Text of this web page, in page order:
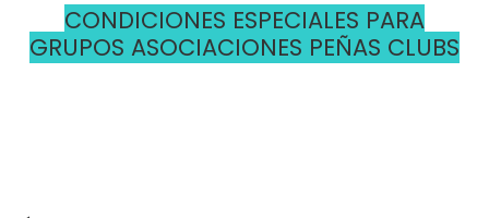
CONDICIONES ESPECIALES PARA
GRUPOS ASOCIACIONES PEÑAS CLUBS